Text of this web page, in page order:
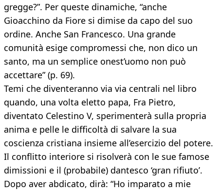
gregge?”. Per queste dinamiche, “anche
Gioacchino da Fiore si dimise da capo del suo
ordine. Anche San Francesco. Una grande
comunità esige compromessi che, non dico un
santo, ma un semplice onest’uomo non può
accettare” (p. 69).
Temi che diventeranno via via centrali nel libro
quando, una volta eletto papa, Fra Pietro,
diventato Celestino V, sperimenterà sulla propria
anima e pelle le difficoltà di salvare la sua
coscienza cristiana insieme all’esercizio del potere.
Il conflitto interiore si risolverà con le sue famose
dimissioni e il (probabile) dantesco ‘gran rifiuto’.
Dopo aver abdicato, dirà: “Ho imparato a mie